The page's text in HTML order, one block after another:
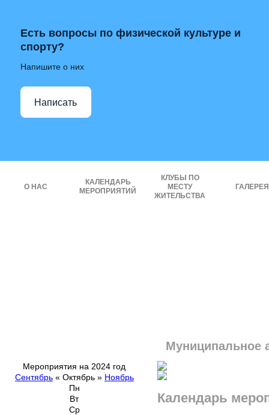
Есть вопросы по физической культуре и
спорту?
Напишите о них
Написать
О НАС
КАЛЕНДАРЬ
МЕРОПРИЯТИЙ
КЛУБЫ ПО
МЕСТУ
ЖИТЕЛЬСТВА
ГАЛЕРЕЯ
Муниципальное
Мероприятия на 2024 год
Сентябрь « Октябрь » Ноябрь
Пн
Вт
Ср
Календарь